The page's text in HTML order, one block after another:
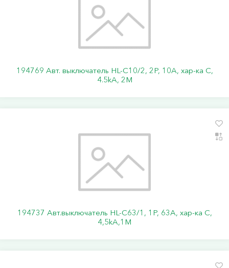
194769 Авт. выключатель HL-C10/2, 2P, 10A, хар-ка C,
4.5kA, 2M
194737 Авт.выключатель HL-C63/1, 1Р, 63А, хар-ка С,
4,5kA,1M